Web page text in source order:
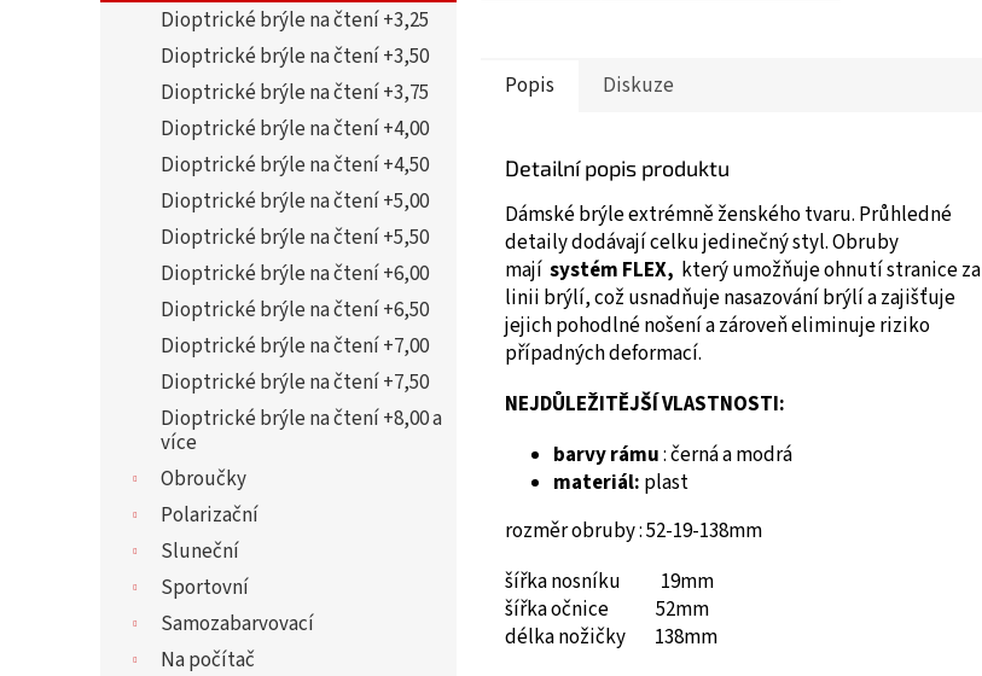
Dioptrické brýle na čtení +3,25
Dioptrické brýle na čtení +3,50
Dioptrické brýle na čtení +3,75
Dioptrické brýle na čtení +4,00
Dioptrické brýle na čtení +4,50
Dioptrické brýle na čtení +5,00
Dioptrické brýle na čtení +5,50
Dioptrické brýle na čtení +6,00
Dioptrické brýle na čtení +6,50
Dioptrické brýle na čtení +7,00
Dioptrické brýle na čtení +7,50
Dioptrické brýle na čtení +8,00 a
více
Obroučky
Polarizační
Sluneční
Sportovní
Samozabarvovací
Na počítač
Popis Diskuze
Detailní popis produktu
Dámské brýle extrémně ženského tvaru. Průhledné
detaily dodávají celku jedinečný styl.Obruby
mají systém FLEX, který umožňuje ohnutí stranice za
linii brýlí, což usnadňuje nasazování brýlí a zajišťuje
jejich pohodlné nošení a zároveň eliminuje riziko
případných deformací.
NEJDŮLEŽITĚJŠÍ VLASTNOSTI:
barvy rámu: černá a modrá
materiál: plast
rozměr obruby : 52-19-138mm
šířka nosníku 19mm
šířka očnice 52mm
délka nožičky 138mm